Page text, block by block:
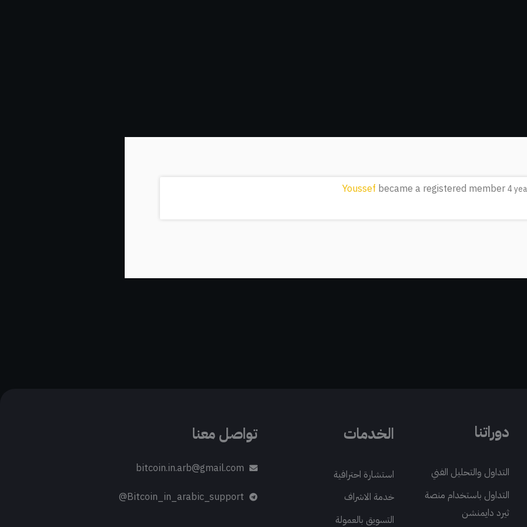
Youssef became a registered member4
دوراتنا
التداول والتحليل الفني
التداول باستخدام منصة
ثيرد دايمنشن
الخدمات
استشارة احترافية
خدمة الاشراف
التسويق بالعمولة
تواصل معنا
bitcoin.in.arb@gmail.com
Bitcoin_in_arabic_support@